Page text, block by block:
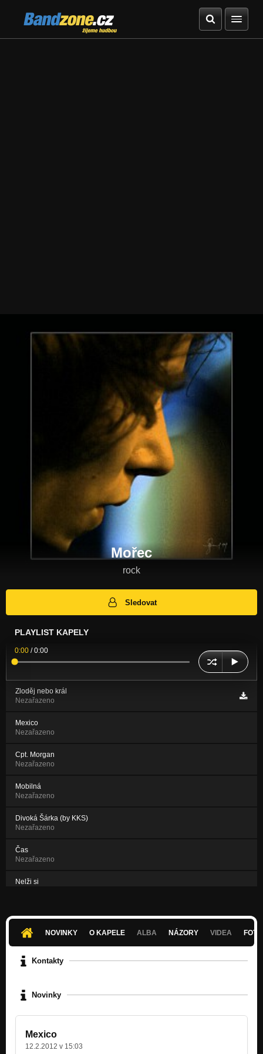
Bandzone.cz
žijeme hudbou
Mořec
rock
Sledovat
PLAYLIST KAPELY
0:00 /0:00
Zloděj nebo král
Nezařazeno
Mexico
Nezařazeno
Cpt. Morgan
Nezařazeno
Mobilná
Nezařazeno
Divoká Šárka (by KKS)
Nezařazeno
Čas
Nezařazeno
Nelži si
NOVINKY
O KAPELE ALBA NÁZORY VIDEA
Kontakty
Novinky
Mexico
12.2.2012 v 15:03